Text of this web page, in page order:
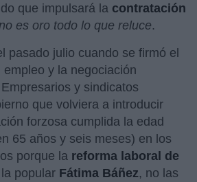
que impulsará la contratación
es oro todo lo que reluce.
pasado julio cuando se firmó el
y la negociación
y sindicatos
que volviera a introducir
forzosa cumplida la edad
65 años y seis meses) en los
porque la reforma laboral de
popular Fátima Báñez, no las